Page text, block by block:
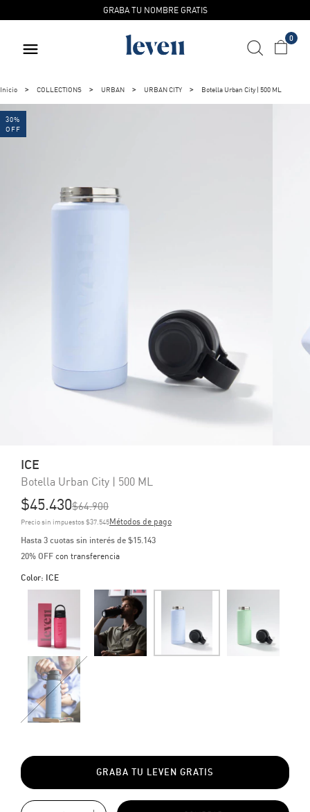
GRABA TU NOMBRE GRATIS
0
Inicio COLLECTIONS URBAN URBAN CITY Botella Urban City | 500 ML
30%
OFF
ICE
Botella Urban City | 500 ML
$45.430$64.900
Precio sin impuestos$37.545Métodos de pago
3 cuotas sin interés de $15.143
20% OFF con transferencia
Color: ICE
GRABA TU LEVEN GRATIS